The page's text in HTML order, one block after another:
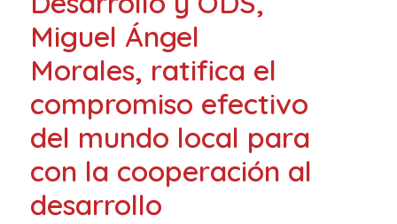
Miguel Ángel
Morales, ratifica el
compromiso efectivo
del mundo local para
con la cooperación al
desarrollo